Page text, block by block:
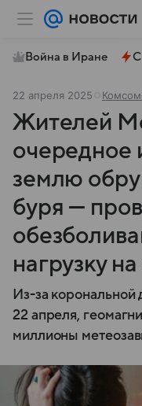
Война в Иране
22 апреля 2025
Жителей
очередное
землю
буря —
нагрузку
Из-за
22 апреля,
миллионы